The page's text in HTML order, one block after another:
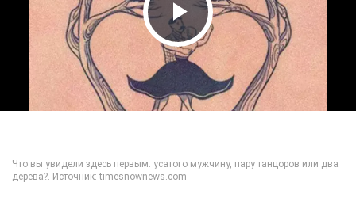
Play Video